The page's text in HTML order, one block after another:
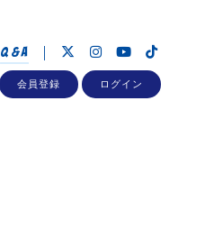
Q&A
会員登録 ログイン